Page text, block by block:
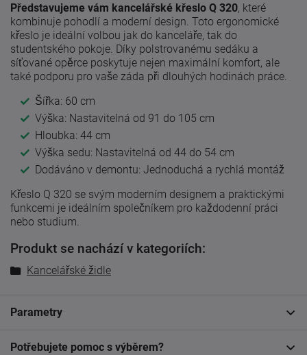
Představujeme vám kancelářské křeslo Q 320, které
kombinuje pohodlí a moderní design. Toto ergonomické
křeslo je ideální volbou jak do kanceláře, tak do
studentského pokoje. Díky polstrovanému sedáku a
síťované opěrce poskytuje nejen maximální komfort, ale
také podporu pro vaše záda při dlouhých hodinách práce.
Šířka: 60 cm
Výška: Nastavitelná od 91 do 105 cm
Hloubka: 44 cm
Výška sedu: Nastavitelná od 44 do 54 cm
Dodáváno v demontu: Jednoduchá a rychlá montáž
Křeslo Q 320 se svým moderním designem a praktickými
funkcemi je ideálním společníkem pro každodenní práci
nebo studium.
Produkt se nachází v kategoriích:
Kancelářské židle
Parametry
Potřebujete pomoc s výběrem?